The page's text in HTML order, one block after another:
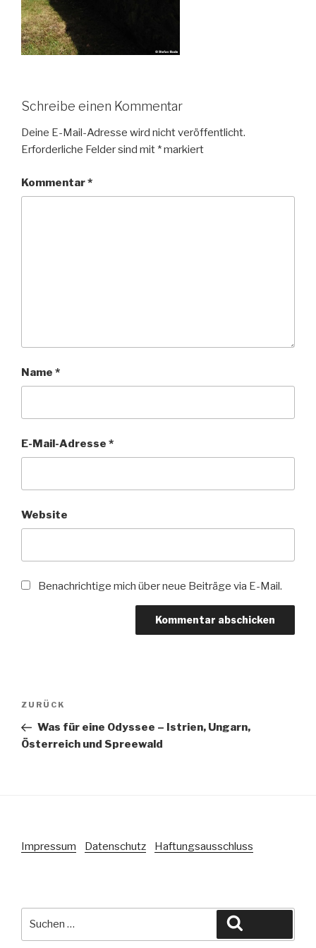
Schreibe einen Kommentar
Deine E-Mail-Adresse wird nicht veröffentlicht.
Erforderliche Felder sind mit *markiert
Kommentar*
Name *
E-Mail-Adresse *
Website
Benachrichtige mich über neue Beiträge via E-Mail.
Beitragsnavigation
Vorheriger
Beitrag
ZURÜCK
Was für eine Odyssee – Istrien, Ungarn,
Österreich und Spreewald
Impressum Datenschutz Haftungsausschluss